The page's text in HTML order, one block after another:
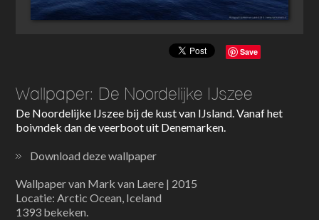
Save
Wallpaper: De Noordelijke IJszee
De Noordelijke IJszee bij de kust van IJsland. Vanaf het
boivndek dan de veerboot uit Denemarken.
Download deze wallpaper
Wallpaper van Mark van Laere | 2015
Locatie: Arctic Ocean, Iceland
1393 bekeken.